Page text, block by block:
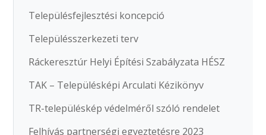
Településfejlesztési koncepció
Településszerkezeti terv
Ráckeresztúr Helyi Építési Szabályzata HÉSZ
TAK – Településképi Arculati Kézikönyv
TR-településkép védelméről szóló rendelet
Felhívás partnerségi egyeztetésre 2023